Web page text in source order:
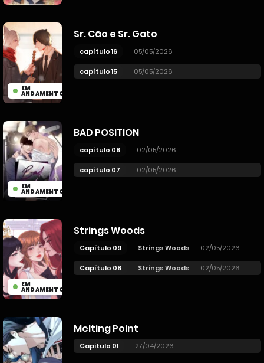
EM
ANDAMENTO
Sr. Cão e Sr. Gato
capítulo 16 05/05/2026
capítulo 15 05/05/2026
EM
ANDAMENTO
BAD POSITION
capítulo 08 02/05/2026
capítulo 07 02/05/2026
EM
ANDAMENTO
Strings Woods
Capítulo 09 Strings Woods 02/05/2026
Capítulo 08 Strings Woods 02/05/2026
Melting Point
Capitulo 01 27/04/2026